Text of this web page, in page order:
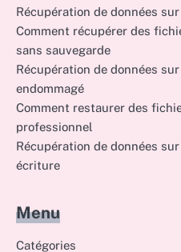
Récupération de données
Comment récupérer des
sans sauvegarde
Récupération de données
endommagé
Comment restaurer des
professionnel
Récupération de données
écriture
Menu
Catégories